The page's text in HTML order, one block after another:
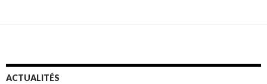
ACTUALITÉS